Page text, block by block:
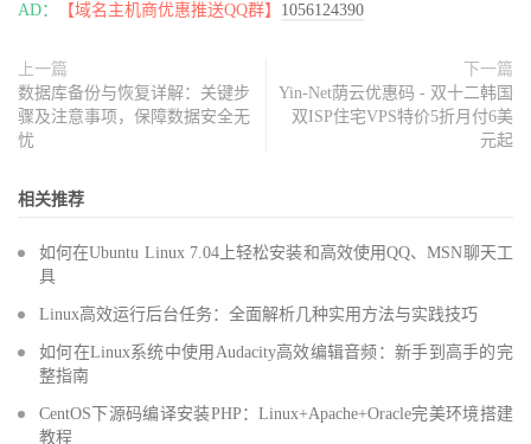
AD： 【域名主机商优惠推送QQ群】 1056124390
上一篇
数据库备份与恢复详解：关键步
骤及注意事项，保障数据安全无
忧
下一篇
Yin-Net荫云优惠码 - 双十二韩国
双ISP住宅VPS特价5折月付6美
元起
相关推荐
如何在Ubuntu Linux 7.04上轻松安装和高效使用QQ、MSN聊天工
具
Linux高效运行后台任务：全面解析几种实用方法与实践技巧
如何在Linux系统中使用Audacity高效编辑音频：新手到高手的完
整指南
CentOS下源码编译安装PHP：Linux+Apache+Oracle完美环境搭建
教程